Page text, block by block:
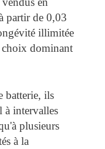
partir de 0,03
illimitée
choix dominant
batterie, ils
à intervalles
plusieurs
à la